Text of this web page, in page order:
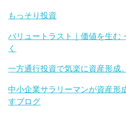
もっそり投資
バリュートラスト｜価値を生む
く
一方通行投資で気楽に資産形成。
中小企業サラリーマンが資産形
すブログ